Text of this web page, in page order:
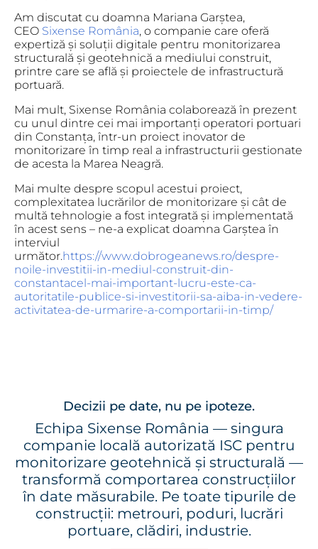
Am discutat cu doamna Mariana Garștea,
CEO Sixense România, o companie care oferă
expertiză și soluții digitale pentru monitorizarea
structurală și geotehnică a mediului construit,
printre care se află și proiectele de infrastructură
portuară.
Mai mult, Sixense România colaborează în prezent
cu unul dintre cei mai importanți operatori portuari
din Constanța, într-un proiect inovator de
monitorizare în timp real a infrastructurii gestionate
de acesta la Marea Neagră.
Mai multe despre scopul acestui proiect,
complexitatea lucrărilor de monitorizare și cât de
multă tehnologie a fost integrată și implementată
în acest sens – ne-a explicat doamna Garștea în
interviul
următor.https://www.dobrogeanews.ro/despre-
noile-investitii-in-mediul-construit-din-
constantacel-mai-important-lucru-este-ca-
autoritatile-publice-si-investitorii-sa-aiba-in-vedere-
activitatea-de-urmarire-a-comportarii-in-timp/
Decizii pe date, nu pe ipoteze.
Echipa Sixense România — singura
companie locală autorizată ISC pentru
monitorizare geotehnică și structurală —
transformă comportarea construcțiilor
în date măsurabile. Pe toate tipurile de
construcții: metrouri, poduri, lucrări
portuare, clădiri, industrie.